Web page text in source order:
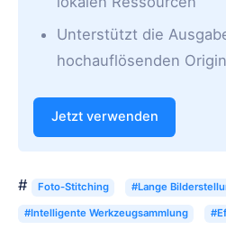
Unterstützt die
hochauflösenden
Jetzt verwenden
# Foto-Stitching #Lange
#Intelligente Werkzeugsammlung